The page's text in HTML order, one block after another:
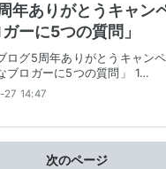
年ありがとうキャン
ーに5つの質問」
ログ5周年ありがとうキャン
ブロガーに5つの質問」 1…
27 14:47
次のページ